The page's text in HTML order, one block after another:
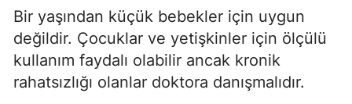
Bir yaşından küçük bebekler için uygun
değildir. Çocuklar ve yetişkinler için ölçülü
kullanım faydalı olabilir ancak kronik
rahatsızlığı olanlar doktora danışmalıdır.